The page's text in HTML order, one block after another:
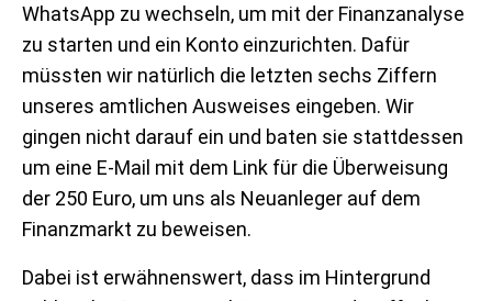
WhatsApp zu wechseln, um mit der Finanzanalyse
zu starten und ein Konto einzurichten. Dafür
müssten wir natürlich die letzten sechs Ziffern
unseres amtlichen Ausweises eingeben. Wir
gingen nicht darauf ein und baten sie stattdessen
um eine E-Mail mit dem Link für die Überweisung
der 250 Euro, um uns als Neuanleger auf dem
Finanzmarkt zu beweisen.
Dabei ist erwähnenswert, dass im Hintergrund